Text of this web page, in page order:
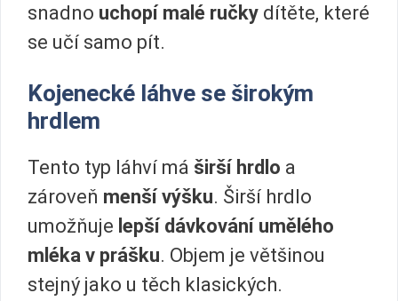
snadno uchopí malé ručky dítěte, které
se učí samo pít.
Kojenecké láhve se širokým
hrdlem
Tento typ láhví má širší hrdlo a
zároveň menší výšku. Širší hrdlo
umožňuje lepší dávkování umělého
mléka v prášku. Objem je většinou
stejný jako u těch klasických.